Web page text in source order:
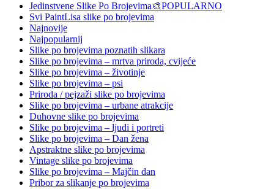
Jedinstvene Slike Po Brojevima🎨POPULARNO
Svi PaintLisa slike po brojevima
Najnovije
Najpopularnij
Slike po brojevima poznatih slikara
Slike po brojevima – mrtva priroda, cvijeće
Slike po brojevima – životinje
Slike po brojevima – psi
Priroda / pejzaži slike po brojevima
Slike po brojevima – urbane atrakcije
Duhovne slike po brojevima
Slike po brojevima – ljudi i portreti
Slike po brojevima – Dan žena
Apstraktne slike po brojevima
Vintage slike po brojevima
Slike po brojevima – Majčin dan
Pribor za slikanje po brojevima